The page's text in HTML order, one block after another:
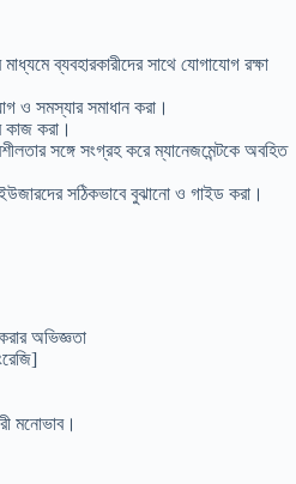
ব্যবহারকারীদের সাথে যোগাযোগ রক্ষা
ও সমস্যার সমাধান করা।
কাজ করা।
সঙ্গে সংগ্রহ করে ম্যানেজমেন্টকে অবহিত
সঠিকভাবে বুঝানো ও গাইড করা।
অভিজ্ঞতা
মনোভাব।